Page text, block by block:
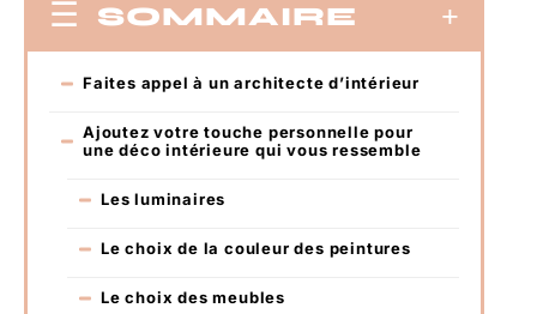
SOMMAIRE
Faites appel à un architecte d’intérieur
Ajoutez votre touche personnelle pour
une déco intérieure qui vous ressemble
Les luminaires
Le choix de la couleur des peintures
Le choix des meubles